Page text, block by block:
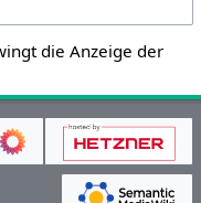
die Anzeige der